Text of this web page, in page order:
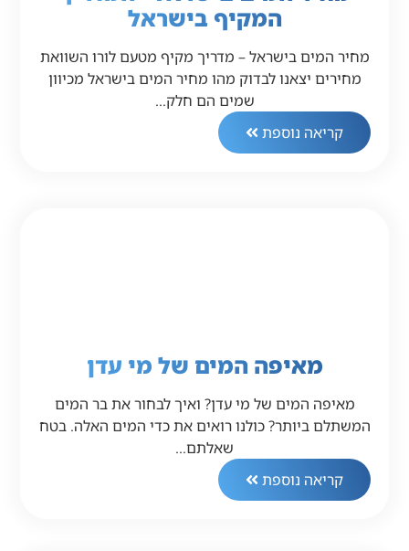
המקיף בישראל
מחיר המים בישראל – מדריך מקיף מטעם לורו השוואת
מחירים יצאנו לבדוק מהו מחיר המים בישראל מכיוון
שמים הם חלק…
קריאה נוספת
מאיפה המים של מי עדן
מאיפה המים של מי עדן? ואיך לבחור את בר המים
המשתלם ביותר? כולנו רואים את כדי המים האלה. בטח
שאלתם…
קריאה נוספת